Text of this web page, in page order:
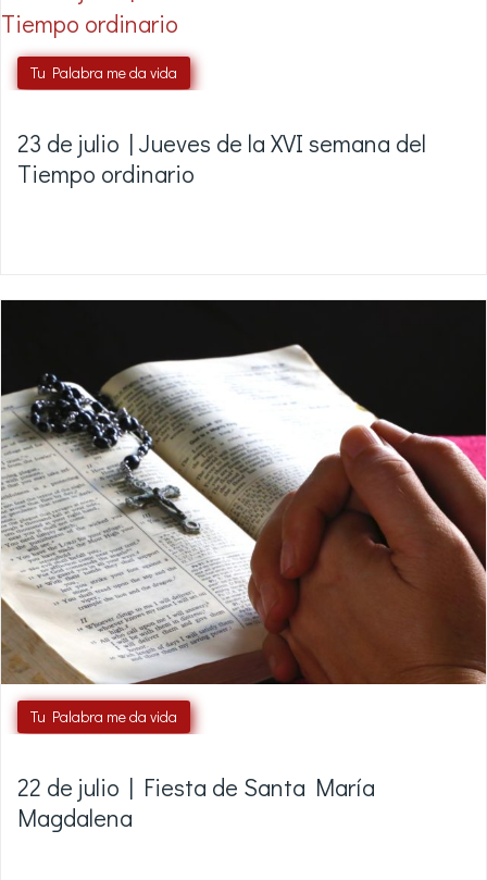
Tu Palabra me da vida
23 de julio | Jueves de la XVI semana del
Tiempo ordinario
Tu Palabra me da vida
22 de julio | Fiesta de Santa María
Magdalena